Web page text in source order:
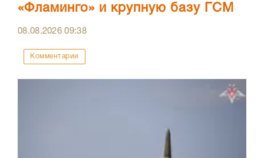
«Фламинго» и крупную базу ГСМ
08.08.202609:38
Комментарии